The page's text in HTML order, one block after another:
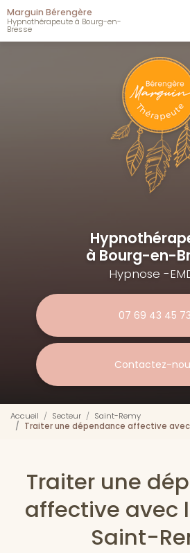
Aller
au
contenu
principal
Marguin Bérengère
Hypnothérapeute à Bourg-en-
Bresse
à Bourg-en-
Hypnose -
07 69 43 45 73
Contactez-
Accueil Secteur
Saint-Remy
Traiter une dépendance affective
Traiter une
affective avec
Saint-